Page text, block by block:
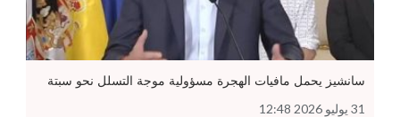
سانشيز يحمل مافيات الهجرة مسؤولية موجة التسلل نحو سبتة
31 يوليو 2026 12:48